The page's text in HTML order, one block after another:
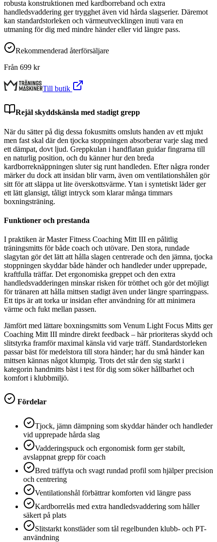
robusta konstruktionen med kardborreband och extra
handledsvaddering ger trygghet även vid hårda slagserier. Däremot
kan standardstorleken och värmeutvecklingen inuti vara en
utmaning för dig med mindre händer eller vid längre pass.
Rekommenderad återförsäljare
Från 699 kr
Till butik
Rejäl skyddskänsla med stadigt grepp
När du sätter på dig dessa fokusmitts omsluts handen av ett mjukt
men fast skal där den tjocka stoppningen absorberar varje slag med
ett dämpat, dovt ljud. Greppkulan i handflatan guidar fingrarna till
en naturlig position, och du känner hur den breda
kardborreknäppningen sluter sig runt handleden. Efter några ronder
märker du dock att insidan blir varm, även om ventilationshålen gör
sitt för att släppa ut lite överskottsvärme. Ytan i syntetiskt läder ger
ett lätt glansigt, tåligt intryck som klarar många timmars
boxningsträning.
Funktioner och prestanda
I praktiken är Master Fitness Coaching Mitt III en pålitlig
träningsmitts för både coach och utövare. Den stora, rundade
slagytan gör det lätt att hålla slagen centrerade och den jämna, tjocka
stoppningen skyddar både händer och handleder under upprepade,
kraftfulla träffar. Det ergonomiska greppet och den extra
handledsvadderingen minskar risken för trötthet och gör det möjligt
för tränaren att hålla mittsen stadigt även under längre sparringpass.
Ett tips är att torka ur insidan efter användning för att minimera
värme och fukt mellan passen.
Jämfört med lättare boxningsmitts som Venum Light Focus Mitts ger
Coaching Mitt III mindre direkt feedback – här prioriteras skydd och
slitstyrka framför maximal känsla vid varje träff. Standardstorleken
passar bäst för medelstora till stora händer; har du små händer kan
mittsen kännas något klumpig. Trots det står den sig starkt i
kategorin handmitts bäst i test för dig som söker hållbarhet och
komfort i klubbmiljö.
Fördelar
Tjock, jämn dämpning som skyddar händer och handleder
vid upprepade hårda slag
Vadderingspuck och ergonomisk form ger stabilt,
avslappnat grepp för coach
Bred träffyta och svagt rundad profil som hjälper precision
och centrering
Ventilationshål förbättrar komforten vid längre pass
Kardborrelås med extra handledsvaddering som håller
säkert på plats
Slitstarkt konstläder som tål regelbunden klubb- och PT-
användning